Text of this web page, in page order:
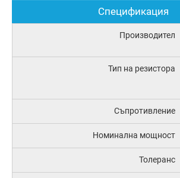
Спецификация
Производител
Тип на резистора
Съпротивление
Номинална мощност
Толеранс